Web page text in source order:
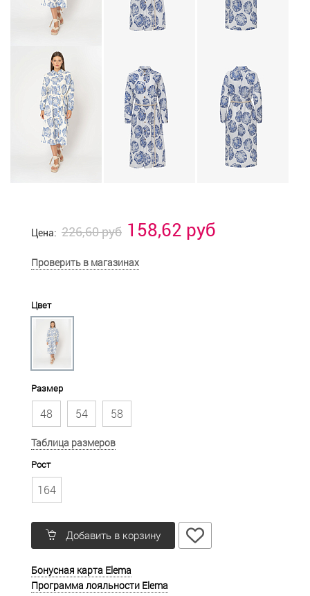
Цена: 226,60 руб 158,62 руб
Проверить в магазинах
Цвет
Размер
48 54 58
Таблица размеров
Рост
164
Добавить в корзину
Бонусная карта Elema
Программа лояльности Elema